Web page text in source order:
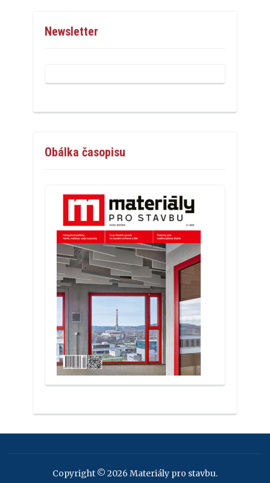
Newsletter
Obálka časopisu
Copyright © 2026 Materiály pro stavbu.